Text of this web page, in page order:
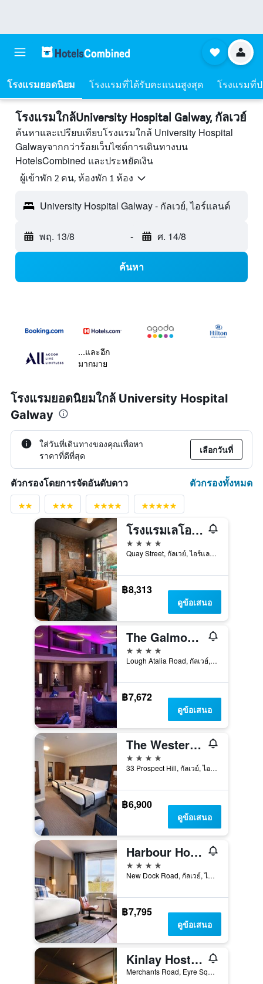
โรงแรมยอดนิยม โรงแรมที่ได้รับคะแนนสูงสุด โรงแรมที่
โรงแรมใกล้University Hospital Galway, กัลเวย์
ค้นหาและเปรียบเทียบโรงแรมใกล้ University Hospital
Galwayจากกว่าร้อยเว็บไซต์การเดินทางบน
HotelsCombined และประหยัดเงิน
ผู้เข้าพัก 2 คน, ห้องพัก 1 ห้อง
University Hospital Galway - กัลเวย์, ไอร์แลนด์
พฤ. 13/8 - ศ. 14/8
ค้นหา
...และอีก
มากมาย
โรงแรมยอดนิยมใกล้ University Hospital
Galway
ใส่วันที่เดินทางของคุณเพื่อหา
ราคาที่ดีที่สุด
เลือกวันที่
ตัวกรองโดยการจัดอันดับดาว ตัวกรองทั้งหมด
โรงแรมเลโอนาร์โด กัลเวย์
4 ดาว
Quay Street, กัลเวย์, ไอร์แลนด์
฿8,313
ดูข้อเสนอ
The Galmont Hotel & Spa
4 ดาว
Lough Atalia Road, กัลเวย์, ไอร์แลนด์
฿7,672
ดูข้อเสนอ
The Western Hotel
4 ดาว
33 Prospect Hill, กัลเวย์, ไอร์แลนด์
฿6,900
ดูข้อเสนอ
Harbour Hotel
4 ดาว
New Dock Road, กัลเวย์, ไอร์แลนด์
฿7,795
ดูข้อเสนอ
Kinlay Hostel Galway
Merchants Road, Eyre Square, กัลเวย์, ไอร์แลนด์